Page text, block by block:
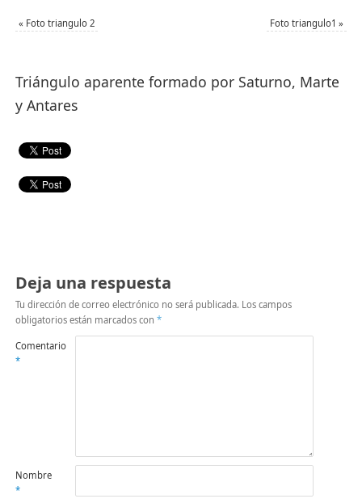
« Foto triangulo 2 Foto triangulo1 »
Triángulo aparente formado por Saturno, Marte
y Antares
Deja una respuesta
Tu dirección de correo electrónico no será publicada. Los campos
obligatorios están marcados con *
Comentario
*
Nombre
*